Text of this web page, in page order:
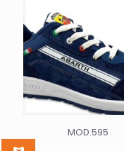
MOD.595